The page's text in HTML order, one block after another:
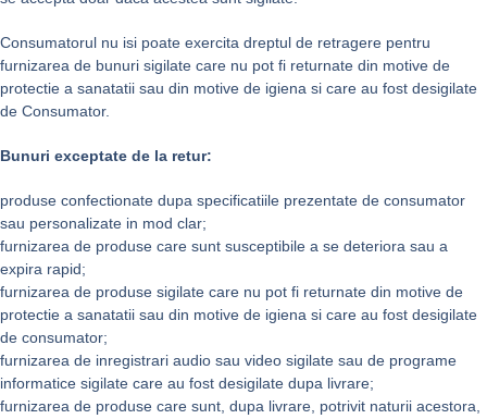
Consumatorul nu isi poate exercita dreptul de retragere pentru
furnizarea de bunuri sigilate care nu pot fi returnate din motive de
protectie a sanatatii sau din motive de igiena si care au fost desigilate
de Consumator.
Bunuri exceptate de la retur:
produse confectionate dupa specificatiile prezentate de consumator
sau personalizate in mod clar;
furnizarea de produse care sunt susceptibile a se deteriora sau a
expira rapid;
furnizarea de produse sigilate care nu pot fi returnate din motive de
protectie a sanatatii sau din motive de igiena si care au fost desigilate
de consumator;
furnizarea de inregistrari audio sau video sigilate sau de programe
informatice sigilate care au fost desigilate dupa livrare;
furnizarea de produse care sunt, dupa livrare, potrivit naturii acestora,